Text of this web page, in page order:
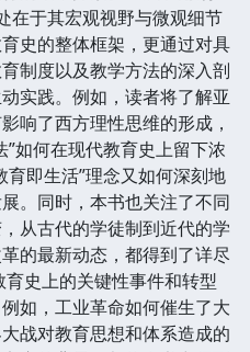
在于其宏观视野与微观细节
史的整体框架，更通过对具
制度以及教学方法的深入剖
实践。例如，读者将了解亚
响了西方理性思维的形成，
”如何在现代教育史上留下浓
育即生活”理念又如何深刻地
。同时，本书也关注了不同
从古代的学徒制到近代的学
的最新动态，都得到了详尽
史上的关键性事件和转型
如，工业革命如何催生了大
战对教育思想和体系造成的